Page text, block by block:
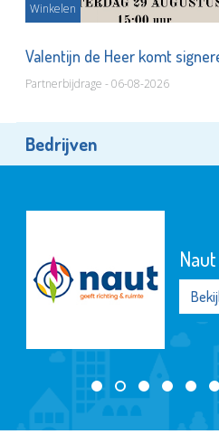
Winkelen
Valentijn de Heer komt
Partnerbijdrage - 06-08-2026
Bedrijven
Naut